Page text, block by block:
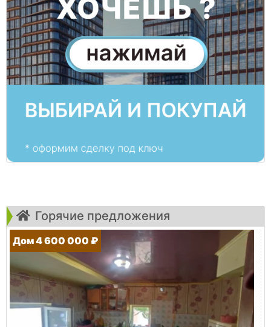
Горячие предложения
Дом 4 600 000 ₽